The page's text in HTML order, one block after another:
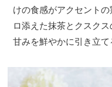
けの食感がアクセント
ロ添えた抹茶とクスク
甘みを鮮やかに引き立て